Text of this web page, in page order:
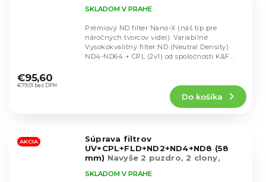
hodnotenie
produktu
hviezdičiek.
SKLADOM V PRAHE
€79,01 bez DPH
€95,60
Do košíka
Prémiový ND filter Nano-X (náš tip pre
náročných tvorcov videí). Variabilné
Vysokokvalitný filter ND (Neutral Density)
ND4-ND64 + CPL (2v1) od spoločnosti K&F
AKCIA
Súprava filtrov
UV+CPL+FLD+ND2+ND4+ND8 (58
mm) Navyše 2 puzdro, 2 clony,
SKLADOM V PRAHE